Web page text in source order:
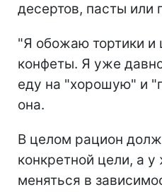
десертов, пасты или
"Я обожаю тортики и
конфеты. Я уже
еду на "хорошую" и
она.
В целом рацион
конкретной цели, а
меняться в